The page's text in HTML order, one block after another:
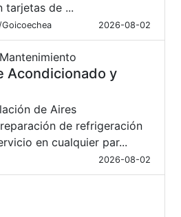
tarjetas de ...
2026-08-02
Acondicionado y
de Aires
de refrigeración
en cualquier par...
2026-08-02